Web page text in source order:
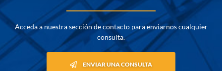
Acceda a nuestra sección de contacto para enviarnos cualquier
consulta.
ENVIAR UNA CONSULTA